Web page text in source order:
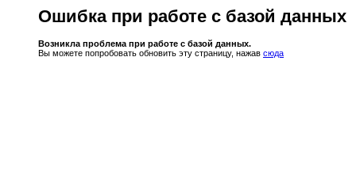
Ошибка при работе с базой данных
Возникла проблема при работе с базой данных.
Вы можете попробовать обновить эту страницу, нажав сюда